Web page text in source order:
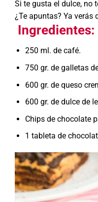
Si te gusta el dulce, no
¿Te apuntas? Ya verás
Ingredientes:
250 ml. de café.
750 gr. de galletas
600 gr. de queso
600 gr. de dulce de
Chips de chocolate
1 tableta de